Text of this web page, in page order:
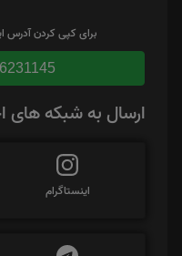
برای کپی کردن آدرس
ارسال به شبکه های
اینستاگرام